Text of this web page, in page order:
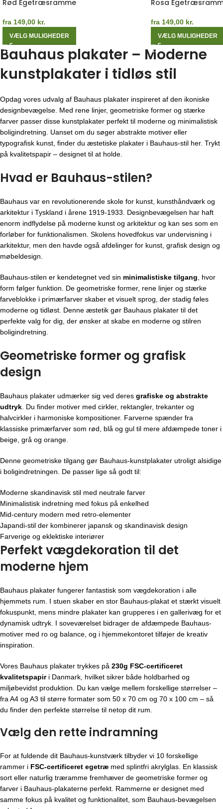
Rød Egetræsramme
fra 149,00 kr.
VÆLG MULIGHEDER
Rosa
fra 149,00 kr.
VÆLG MULIGHEDER
Bauhaus plakater – Moderne
kunstplakater i tidløs stil
Opdag vores udvalg af Bauhaus plakater inspireret af den ikoniske
designbevægelse. Med rene linjer, geometriske former og stærke
farver passer disse kunstplakater perfekt til moderne og minimalistisk
boligindretning. Uanset om du søger abstrakte motiver eller
typografisk kunst, finder du æstetiske plakater i Bauhaus-stil her. Trykt
på kvalitetspapir – designet til at holde.
Hvad er Bauhaus-stilen?
Bauhaus var en revolutionerende skole for kunst, kunsthåndværk og
arkitektur i Tyskland i årene 1919-1933. Designbevægelsen har haft
enorm indflydelse på moderne kunst og arkitektur og kan ses som en
forløber for funktionalismen. Skolens hovedfokus var undervisning i
arkitektur, men den havde også afdelinger for kunst, grafisk design og
møbeldesign.
Bauhaus-stilen er kendetegnet ved sin minimalistiske tilgang , hvor
form følger funktion. De geometriske former, rene linjer og stærke
farveblokke i primærfarver skaber et visuelt sprog, der stadig føles
moderne og tidløst. Denne æstetik gør Bauhaus plakater til det
perfekte valg for dig, der ønsker at skabe en moderne og stilren
boligindretning.
Geometriske former og grafisk
design
Bauhaus plakater udmærker sig ved deres grafiske og abstrakte
udtryk . Du finder motiver med cirkler, rektangler, trekanter og
halvcirkler i harmoniske kompositioner. Farverne spænder fra
klassiske primærfarver som rød, blå og gul til mere afdæmpede toner i
beige, grå og orange.
Denne geometriske tilgang gør Bauhaus-kunstplakater utroligt alsidige
i boligindretningen. De passer lige så godt til:
Moderne skandinavisk stil med neutrale farver
Minimalistisk indretning med fokus på enkelhed
Mid-century modern med retro-elementer
Japandi-stil der kombinerer japansk og skandinavisk design
Farverige og eklektiske interiører
Perfekt vægdekoration til det
moderne hjem
Bauhaus plakater fungerer fantastisk som vægdekoration i alle
hjemmets rum. I stuen skaber en stor Bauhaus-plakat et stærkt visuelt
fokuspunkt, mens mindre plakater kan grupperes i en gallerivæg for et
dynamisk udtryk. I soveværelset bidrager de afdæmpede Bauhaus-
motiver med ro og balance, og i hjemmekontoret tilføjer de kreativ
inspiration.
Vores Bauhaus plakater trykkes på 230g FSC-certificeret
kvalitetspapiri Danmark, hvilket sikrer både holdbarhed og
miljøbevidst produktion. Du kan vælge mellem forskellige størrelser –
fra A4 og A3 til større formater som 50 x 70 cm og 70 x 100 cm – så
du finder den perfekte størrelse til netop dit rum.
Vælg den rette indramning
For at fuldende dit Bauhaus-kunstværk tilbyder vi 10 forskellige
rammer i FSC-certificeret egetræ med splintfri akrylglas. En klassisk
sort eller naturlig træramme fremhæver de geometriske former og
farver i Bauhaus-plakaterne perfekt. Rammerne er designet med
samme fokus på kvalitet og funktionalitet, som Bauhaus-bevægelsen